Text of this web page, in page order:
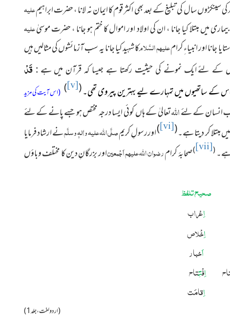
کی سینکڑوں سال کی تبلیغ کے بعد بھی اکثر قوم کا ایمان نہ لانا ، حضرت ابراہیمعلیہ
میں مبتلا کیا جانا ، ان کی اولاد اور اموال کا ختم ہو جانا ، حضرت موسیٰعلیہ
جانا اور انبیاءِ کرامعلیہم السَّلامکا شہید کیا جانا یہ سب آزمائشوں کی مثالیں ہیں
کے لئےایک نمونے کی حیثیت رکھتا ہے جیسا کہ قرآن میں ہے : قَدْ
اس کے ساتھیوں میں تمہارے لیے بہترین پیروی تھی۔(
[v]
) (اس آیت کی مزید
انسان کے لئےاللہتعالیٰکے ہاں کوئی ایسا درجہ مختص ہو جسے پانے کے لئے
مبتلا کر دیتا ہے۔(
[vi]
)اوررسولِ کریمصلَّی اللہ علیہ واٰلہٖ وسلَّمنے ارشاد فرمایا
ہے۔(
[vii]
)صحابۂ کرامرضوان اللہ علیہم اَجْمعیناور بزرگانِ دین کا مختلف وباؤں
صحیح تلفظ
اِعْراب
اِخْلاص
اَخبار
اِفْتِتاح
اِقامَت
(اردو لغت ، جلد1)